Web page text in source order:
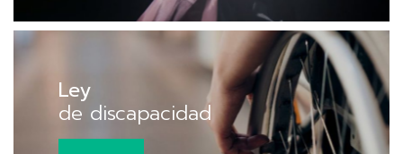
Ley
de discapacidad